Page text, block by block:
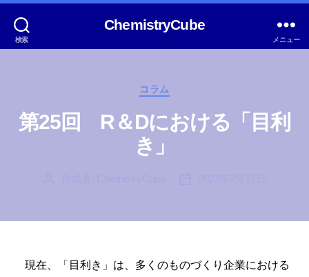
検索
ChemistryCube
メニュー
カ
テ
ゴ
リ
ー
コラム
第25回 R＆Dにおける「目利
き」
現在、「目利き」は、多くのものづくり企業における